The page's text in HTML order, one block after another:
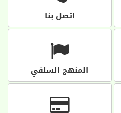
اتصل بنا
المنهج السلفي